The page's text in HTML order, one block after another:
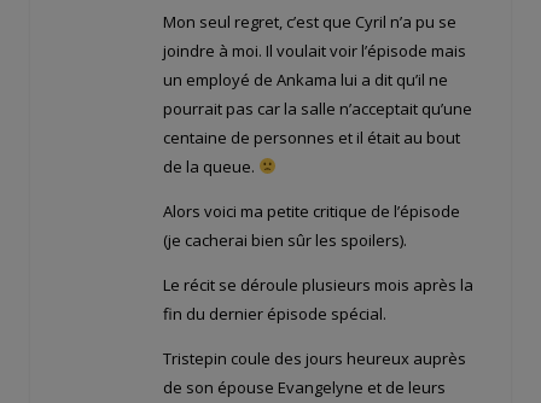
Mon seul regret, c’est que Cyril n’a pu se
joindre à moi. Il voulait voir l’épisode mais
un employé de Ankama lui a dit qu’il ne
pourrait pas car la salle n’acceptait qu’une
centaine de personnes et il était au bout
de la queue.
Alors voici ma petite critique de l’épisode
(je cacherai bien sûr les spoilers).
Le récit se déroule plusieurs mois après la
fin du dernier épisode spécial.
Tristepin coule des jours heureux auprès
de son épouse Evangelyne et de leurs